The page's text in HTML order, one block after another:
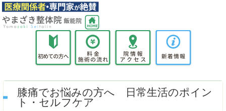
膝痛でお悩みの方へ 日常生活のポイン
ト・セルフケア